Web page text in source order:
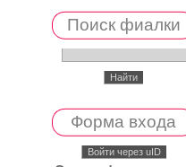
Поиск фиалки
Форма входа
Войти через uID